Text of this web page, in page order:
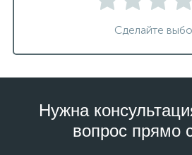
Сделайте
Нужна
вопрос прямо